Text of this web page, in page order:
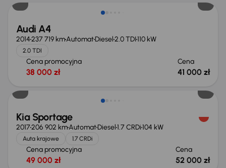
Audi A4
2014237 719 kmAutomatDiesel2.0 TDI110 kW
2.0 TDI
Cena promocyjna
38 000 zł
Cena
41 000 zł
Kia Sportage
2017206 902 kmAutomatDiesel1.7 CRDi104 kW
Auta krajowe 1.7 CRDi
Cena promocyjna
49 000 zł
Cena
52 000 zł